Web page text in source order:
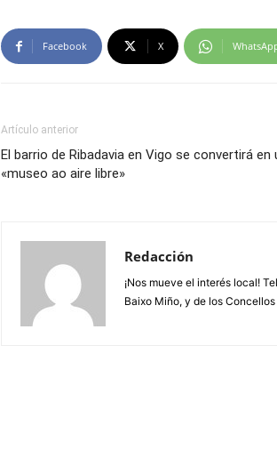
Facebook X
Artículo anterior
El barrio de Ribadavia en Vigo se convertirá en
«museo ao aire libre»
Redacción
¡Nos mueve el interés local!
Baixo Miño, y de los